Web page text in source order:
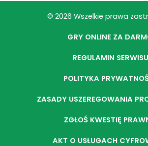
© 2026 Wszelkie prawa
GRY ONLINE ZA
REGULAMIN SERWISU
POLITYKA
ZASADY USZEREGOWANIA
ZGŁOŚ KWESTIĘ
AKT O USŁUGACH